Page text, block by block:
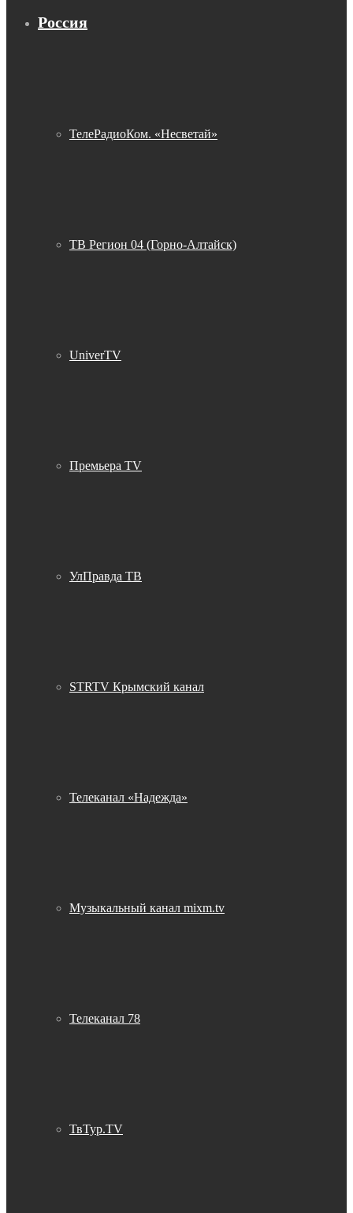
Россия
ТелеРадиоКом. «Несветай»
ТВ Регион 04 (Горно-Алтайск)
UniverTV
Премьера TV
УлПравда ТВ
STRTV Крымский канал
Телеканал «Надежда»
Музыкальный канал mixm.tv
Телеканал 78
ТвТур.TV